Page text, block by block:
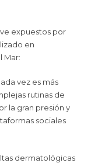
expuestos por
en
Mar:
vez es más
rutinas de
la gran presión y
sociales
dermatológicas